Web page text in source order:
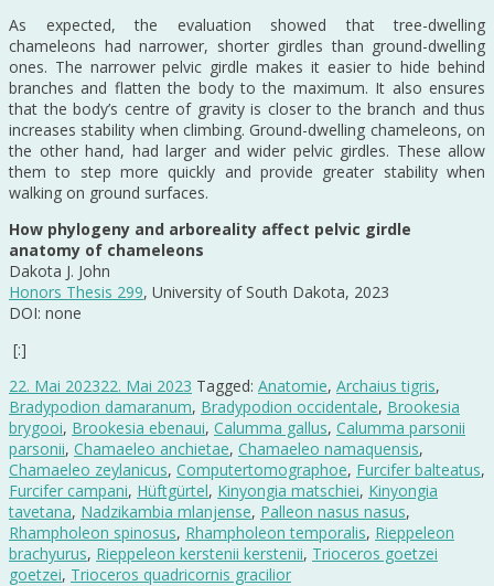
As expected, the evaluation showed that tree-dwelling
chameleons had narrower, shorter girdles than ground-dwelling
ones. The narrower pelvic girdle makes it easier to hide behind
branches and flatten the body to the maximum. It also ensures
that the body’s centre of gravity is closer to the branch and thus
increases stability when climbing. Ground-dwelling chameleons, on
the other hand, had larger and wider pelvic girdles. These allow
them to step more quickly and provide greater stability when
walking on ground surfaces.
How phylogeny and arboreality affect pelvic girdle
anatomy of chameleons
Dakota J. John
Honors Thesis 299, University of South Dakota, 2023
DOI: none
[:]
22. Mai 202322. Mai 2023 Tagged: Anatomie, Archaius tigris,
Bradypodion damaranum, Bradypodion occidentale, Brookesia
brygooi, Brookesia ebenaui, Calumma gallus, Calumma parsonii
parsonii, Chamaeleo anchietae, Chamaeleo namaquensis,
Chamaeleo zeylanicus, Computertomographoe, Furcifer balteatus,
Furcifer campani, Hüftgürtel, Kinyongia matschiei, Kinyongia
tavetana, Nadzikambia mlanjense, Palleon nasus nasus,
Rhampholeon spinosus, Rhampholeon temporalis, Rieppeleon
brachyurus, Rieppeleon kerstenii kerstenii, Trioceros goetzei
goetzei, Trioceros quadricornis gracilior